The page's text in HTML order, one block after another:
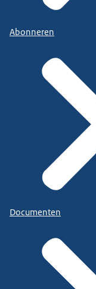
Abonneren
Documenten